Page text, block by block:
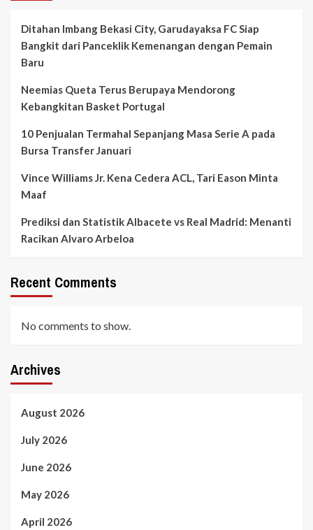
Ditahan Imbang Bekasi City, Garudayaksa FC Siap
Bangkit dari Panceklik Kemenangan dengan Pemain
Baru
Neemias Queta Terus Berupaya Mendorong
Kebangkitan Basket Portugal
10 Penjualan Termahal Sepanjang Masa Serie A pada
Bursa Transfer Januari
Vince Williams Jr. Kena Cedera ACL, Tari Eason Minta
Maaf
Prediksi dan Statistik Albacete vs Real Madrid: Menanti
Racikan Alvaro Arbeloa
Recent Comments
No comments to show.
Archives
August 2026
July 2026
June 2026
May 2026
April 2026